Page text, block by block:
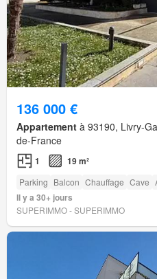
136 000 €
Appartement à 93190, Livry-
de-France
1 19 m²
Parking Balcon Chauffage Cave
Il y a 30+ jours
SUPERIMMO - SUPERIMMO